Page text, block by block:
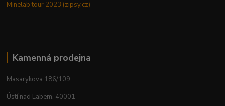
Minelab tour 2023 (zipsy.cz)
Kamenná prodejna
Masarykova 186/109
Ústí nad Labem, 40001